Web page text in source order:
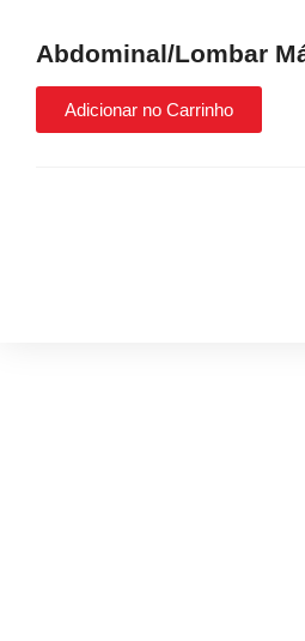
Abdominal/Lombar
Adicionar no Carrinho